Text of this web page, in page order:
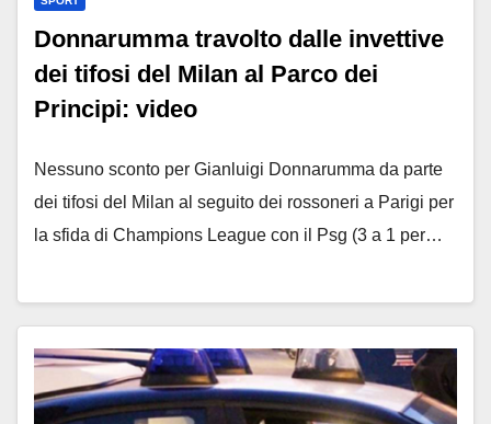
Donnarumma travolto dalle invettive
dei tifosi del Milan al Parco dei
Principi: video
Nessuno sconto per Gianluigi Donnarumma da parte
dei tifosi del Milan al seguito dei rossoneri a Parigi per
la sfida di Champions League con il Psg (3 a 1 per…